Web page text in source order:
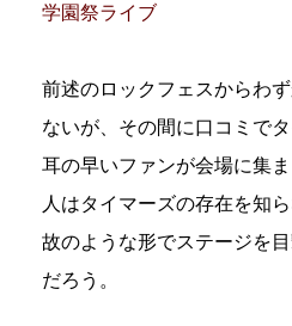
学園祭ライブ
前述のロックフェスからわ
ないが、その間に口コミで
耳の早いファンが会場に集
人はタイマーズの存在を知
故のような形でステージを
だろう。